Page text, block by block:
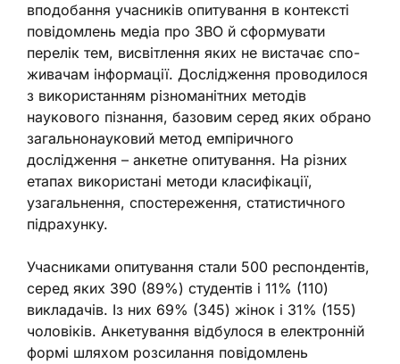
вподобання учасників опитування в контексті
повідомлень медіа про ЗВО й сформувати
перелік тем, висвітлення яких не вистачає спо-
живачам інформації. Дослідження проводилося
з використанням різноманітних методів
наукового пізнання, базовим серед яких обрано
загальнонауковий метод емпіричного
дослідження – анкетне опитування. На різних
етапах використані методи класифікації,
узагальнення, спостереження, статистичного
підрахунку.
Учасниками опитування стали 500 респондентів,
серед яких 390 (89%) студентів і 11% (110)
викладачів. Із них 69% (345) жінок і 31% (155)
чоловіків. Анкетування відбулося в електронній
формі шляхом розсилання повідомлень